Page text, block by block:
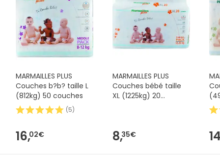
MARMAILLES PLUS
Couches b?b? taille L
(812kg) 50 couches
(5)
16,02€
MARMAILLES PLUS
Couches bébé taille
XL (1225kg) 20
8,35€